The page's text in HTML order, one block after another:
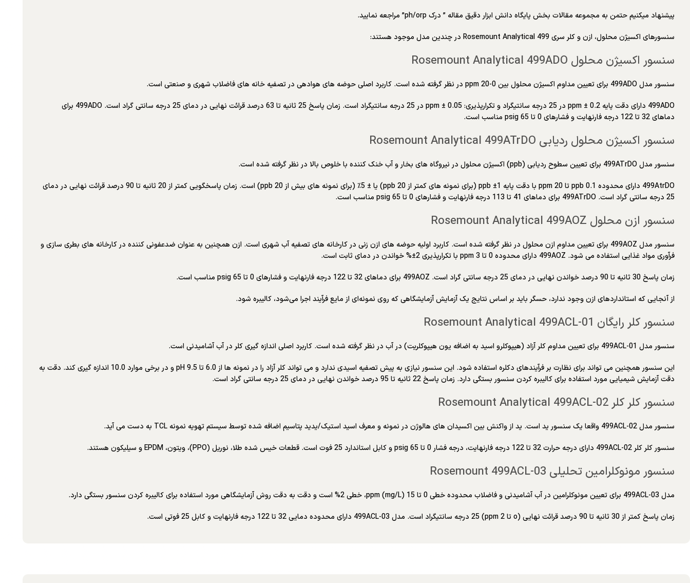
پیشنهاد میکنیم حتمن به مجموعه مقالات بخش پایگاه دانش ابزار دقیق مقاله ” درک ph/orp” مراجعه نمایید.
سنسورهای اکسیژن محلول، ازن و کلر سری Rosemount Analytical 499 در چندین مدل موجود هستند:
سنسور اکسیژن محلول Rosemount Analytical 499ADO
سنسور مدل 499ADO برای تعیین مداوم اکسیژن محلول بین 0-20 ppm در نظر گرفته شده است. کاربرد اصلی حوضه های هوادهی در تصفیه خانه های فاضلاب شهری و صنعتی است.
499ADO دارای دقت پایه 0.2 ± ppm در 25 درجه سانتیگراد و تکرارپذیری: 0.05 ± ppm در 25 درجه سانتیگراد است. زمان پاسخ 25 ثانیه تا 63 درصد قرائت نهایی در دمای 25 درجه سانتی گراد است. 499ADO برای
دماهای 32 تا 122 درجه فارنهایت و فشارهای 0 تا 65 psig مناسب است.
سنسور اکسیژن محلول ردیابی Rosemount Analytical 499ATrDO
سنسور مدل 499ATrDO برای تعیین سطوح ردیابی (ppb) اکسیژن محلول در نیروگاه های بخار و آب خنک کننده با خلوص بالا در نظر گرفته شده است.
499AtrDO دارای محدوده 0.1 ppb تا 20 ppm با دقت پایه 1± ppb (برای نمونه های کمتر از ppb 20) یا ± 5٪ (برای نمونه های بیش از ppb 20) است. زمان پاسخگویی کمتر از 20 ثانیه تا 90 درصد قرائت نهایی در دمای
25 درجه سانتی گراد است. 499ATrDO برای دماهای 41 تا 113 درجه فارنهایت و فشارهای 0 تا 65 psig مناسب است.
سنسور ازن محلول Rosemount Analytical 499AOZ
سنسور مدل 499AOZ برای تعیین مداوم ازن محلول در نظر گرفته شده است. کاربرد اولیه حوضه های ازن زنی در کارخانه های تصفیه آب شهری است. ازن همچنین به عنوان ضدعفونی کننده در کارخانه های بطری سازی و
فرآوری مواد غذایی استفاده می شود. 499AOZ دارای محدوده 0 تا 3 ppm با تکرارپذیری 2±% خواندن در دمای ثابت است.
زمان پاسخ 30 ثانیه تا 90 درصد خواندن نهایی در دمای 25 درجه سانتی گراد است. 499AOZ برای دماهای 32 تا 122 درجه فارنهایت و فشارهای 0 تا 65 psig مناسب است.
از آنجایی که استانداردهای ازن وجود ندارد، حسگر باید بر اساس نتایج یک آزمایش آزمایشگاهی که روی نمونه‌ای از مایع فرآیند اجرا می‌شود، کالیبره شود.
سنسور کلر رایگان Rosemount Analytical 499ACL-01
سنسور مدل 499ACL-01 برای تعیین مداوم کلر آزاد (هیپوکلرو اسید به اضافه یون هیپوکلریت) در آب در نظر گرفته شده است. کاربرد اصلی اندازه گیری کلر در آب آشامیدنی است.
این سنسور همچنین می تواند برای نظارت بر فرآیندهای دکلره استفاده شود. این سنسور نیازی به پیش تصفیه اسیدی ندارد و می تواند کلر آزاد را در نمونه ها از 6.0 تا 9.5 pH و در برخی موارد 10.0 اندازه گیری کند. دقت به
دقت آزمایش شیمیایی مورد استفاده برای کالیبره کردن سنسور بستگی دارد. زمان پاسخ 22 ثانیه تا 95 درصد خواندن نهایی در دمای 25 درجه سانتی گراد است.
سنسور کلر کلر Rosemount Analytical 499ACL-02
سنسور مدل 499ACL-02 واقعا یک سنسور ید است. ید از واکنش بین اکسیدان های هالوژن در نمونه و معرف اسید استیک/یدید پتاسیم اضافه شده توسط سیستم تهویه نمونه TCL به دست می آید.
سنسور کلر کلر 499ACL-02 دارای درجه حرارت 32 تا 122 درجه فارنهایت، درجه فشار 0 تا 65 psig و کابل استاندارد 25 فوت است. قطعات خیس شده طلا، نوریل (PPO)، ویتون، EPDM و سیلیکون هستند.
سنسور مونوکلرامین تحلیلی Rosemount 499ACL-03
مدل 499ACL-03 برای تعیین مونوکلرامین در آب آشامیدنی و فاضلاب محدوده خطی 0 تا 15 ppm (mg/L)، خطی 2% است و دقت به دقت روش آزمایشگاهی مورد استفاده برای کالیبره کردن سنسور بستگی دارد.
زمان پاسخ کمتر از 30 ثانیه تا 90 درصد قرائت نهایی (o تا 2 ppm) 25 درجه سانتیگراد است. مدل 499ACL-03 دارای محدوده دمایی 32 تا 122 درجه فارنهایت و کابل 25 فوتی است.